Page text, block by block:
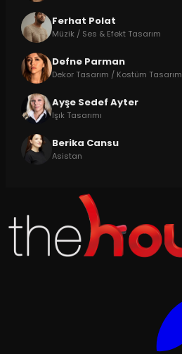
Ferhat Polat
Müzik / Ses & Efekt Tasarım
Defne Parman
Dekor Tasarım / Kostüm Tasarım
Ayşe Sedef Ayter
Işık Tasarımı
Berika Cansu
Asistan